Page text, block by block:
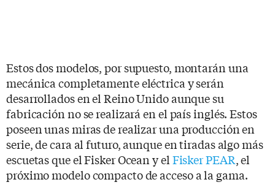
Estos dos modelos, por supuesto, montarán una
mecánica completamente eléctrica y serán
desarrollados en el Reino Unido aunque su
fabricación no se realizará en el país inglés. Estos
poseen unas miras de realizar una producción en
serie, de cara al futuro, aunque en tiradas algo más
escuetas que el Fisker Ocean y el Fisker PEAR, el
próximo modelo compacto de acceso a la gama.